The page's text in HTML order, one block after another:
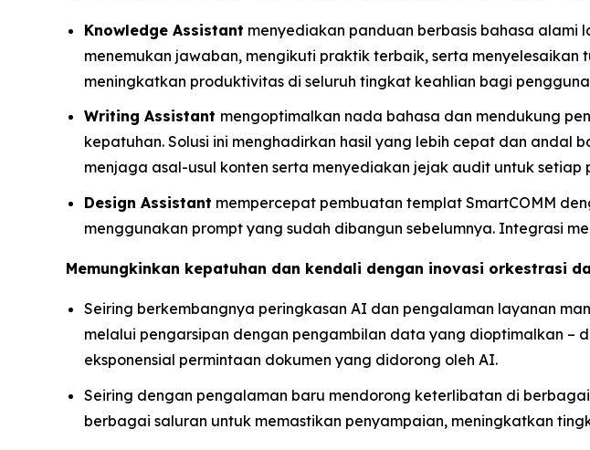
Knowledge Assistant menyediakan panduan berbasis bahasa
menemukan jawaban, mengikuti praktik terbaik, serta
meningkatkan produktivitas di seluruh tingkat keahlian bagi
Writing Assistant mengoptimalkan nada bahasa dan mendukung
kepatuhan. Solusi ini menghadirkan hasil yang lebih cepat dan andal
menjaga asal-usul konten serta menyediakan jejak audit untuk
Design Assistant mempercepat pembuatan templat SmartCOMM
menggunakan prompt yang sudah dibangun sebelumnya. Integrasi
Memungkinkan kepatuhan dan kendali dengan inovasi orkestrasi
Seiring berkembangnya peringkasan AI dan pengalaman layanan
melalui pengarsipan dengan pengambilan data yang dioptimalkan –
eksponensial permintaan dokumen yang didorong oleh AI.
Seiring dengan pengalaman baru mendorong keterlibatan di
berbagai saluran untuk memastikan penyampaian, meningkatkan